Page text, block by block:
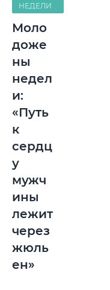
НЕДЕЛИ
Моло
доже
ны
недел
и:
«Путь
к
сердц
у
мужч
ины
лежит
через
жюль
ен»